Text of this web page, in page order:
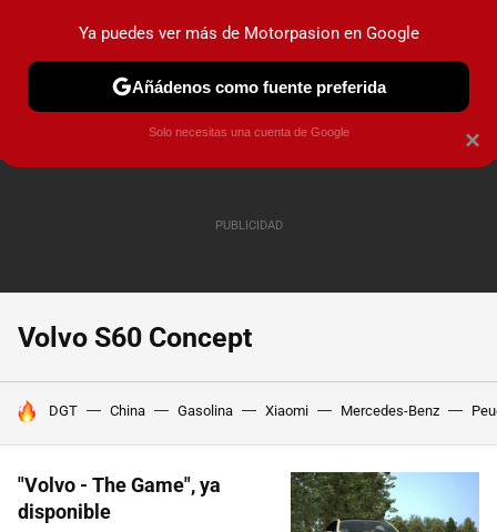
PRUEBAS COCHES ELÉCTRICOS OBSERVATORIO
Volvo S60 Concept
HOY SE HABLA DE
DGT China Gasolina Xiaomi Mercedes-Benz
"Volvo - The Game", ya
disponible
×
Ya puedes ver más de Motorpasion en Google
Añádenos como fuente preferida
Solo necesitas una cuenta de Google